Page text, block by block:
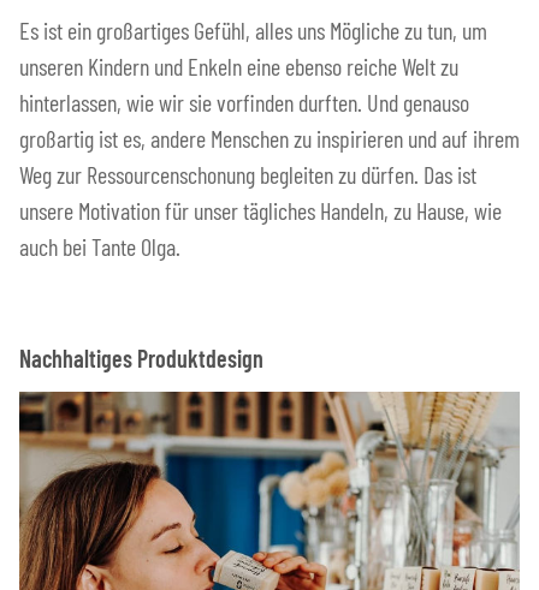
Es ist ein großartiges Gefühl, alles uns Mögliche zu tun, um
unseren Kindern und Enkeln eine ebenso reiche Welt zu
hinterlassen, wie wir sie vorfinden durften. Und genauso
großartig ist es, andere Menschen zu inspirieren und auf ihrem
Weg zur Ressourcenschonung begleiten zu dürfen. Das ist
unsere Motivation für unser tägliches Handeln, zu Hause, wie
auch bei Tante Olga.
Nachhaltiges Produktdesign